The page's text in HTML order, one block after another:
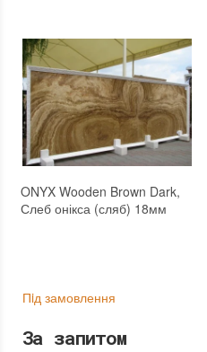
ONYX Wooden Brown Dark,
Слеб онікса (сляб) 18мм
Пiд замовлення
За запитом